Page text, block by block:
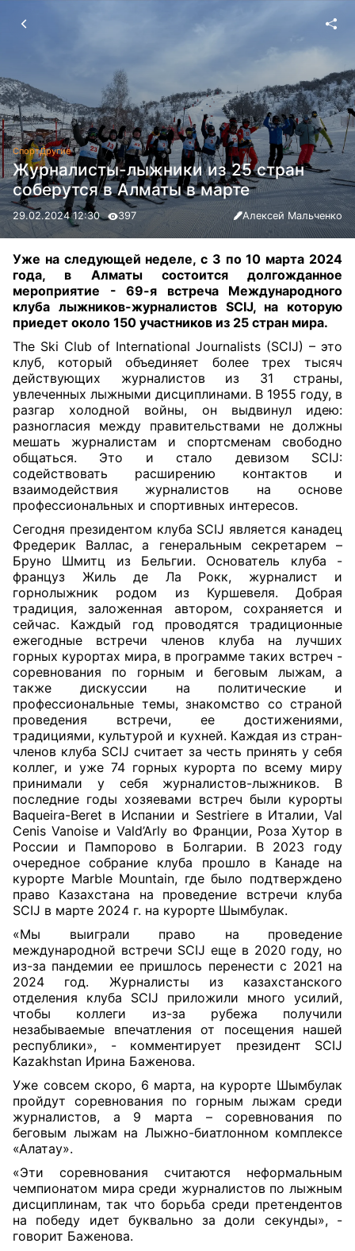
СпортДругие
Журналисты-лыжники из 25 стран
соберутся в Алматы в марте
29.02.2024 12:30 397 Алексей Мальченко
Уже на следующей неделе, с 3 по 10 марта 2024
года, в Алматы состоится долгожданное
мероприятие - 69-я встреча Международного
клуба лыжников-журналистов SCIJ, на которую
приедет около 150 участников из 25 стран мира.
The Ski Club of International Journalists (SCIJ) – это
клуб, который объединяет более трех тысяч
действующих журналистов из 31 страны,
увлеченных лыжными дисциплинами. В 1955 году, в
разгар холодной войны, он выдвинул идею:
разногласия между правительствами не должны
мешать журналистам и спортсменам свободно
общаться. Это и стало девизом SCIJ:
содействовать расширению контактов и
взаимодействия журналистов на основе
профессиональных и спортивных интересов.
Сегодня президентом клуба SCIJ является канадец
Фредерик Валлас, а генеральным секретарем –
Бруно Шмитц из Бельгии. Основатель клуба -
француз Жиль де Ла Рокк, журналист и
горнолыжник родом из Куршевеля. Добрая
традиция, заложенная автором, сохраняется и
сейчас. Каждый год проводятся традиционные
ежегодные встречи членов клуба на лучших
горных курортах мира, в программе таких встреч -
соревнования по горным и беговым лыжам, а
также дискуссии на политические и
профессиональные темы, знакомство со страной
проведения встречи, ее достижениями,
традициями, культурой и кухней. Каждая из стран-
членов клуба SCIJ считает за честь принять у себя
коллег, и уже 74 горных курорта по всему миру
принимали у себя журналистов-лыжников. В
последние годы хозяевами встреч были курорты
Baqueira-Beret в Испании и Sestriere в Италии, Val
Cenis Vanoise и Vald’Arly во Франции, Роза Хутор в
России и Пампорово в Болгарии. В 2023 году
очередное собрание клуба прошло в Канаде на
курорте Marble Mountain, где было подтверждено
право Казахстана на проведение встречи клуба
SCIJ в марте 2024 г. на курорте Шымбулак.
«Мы выиграли право на проведение
международной встречи SCIJ еще в 2020 году, но
из-за пандемии ее пришлось перенести с 2021 на
2024 год. Журналисты из казахстанского
отделения клуба SCIJ приложили много усилий,
чтобы коллеги из-за рубежа получили
незабываемые впечатления от посещения нашей
республики», - комментирует президент SCIJ
Kazakhstan Ирина Баженова.
Уже совсем скоро, 6 марта, на курорте Шымбулак
пройдут соревнования по горным лыжам среди
журналистов, а 9 марта – соревнования по
беговым лыжам на Лыжно-биатлонном комплексе
«Алатау».
«Эти соревнования считаются неформальным
чемпионатом мира среди журналистов по лыжным
дисциплинам, так что борьба среди претендентов
на победу идет буквально за доли секунды», -
говорит Баженова.